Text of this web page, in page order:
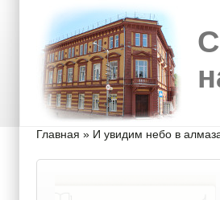
Перейти к основному содержанию
Skip to search
Вы здесь
Главная » И увидим небо в